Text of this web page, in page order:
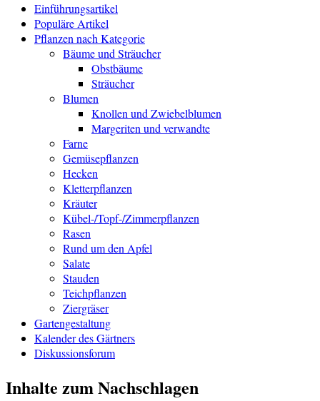
Einführungsartikel
Populäre Artikel
Pflanzen nach Kategorie
Bäume und Sträucher
Obstbäume
Sträucher
Blumen
Knollen und Zwiebelblumen
Margeriten und verwandte
Farne
Gemüsepflanzen
Hecken
Kletterpflanzen
Kräuter
Kübel-/Topf-/Zimmerpflanzen
Rasen
Rund um den Apfel
Salate
Stauden
Teichpflanzen
Ziergräser
Gartengestaltung
Kalender des Gärtners
Diskussionsforum
Inhalte zum Nachschlagen